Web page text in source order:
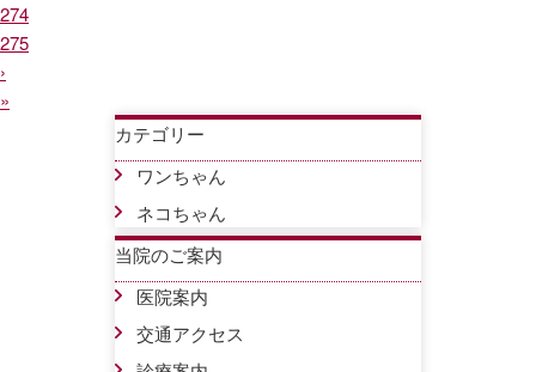
274
275
›
»
カテゴリー
ワンちゃん
ネコちゃん
当院のご案内
医院案内
交通アクセス